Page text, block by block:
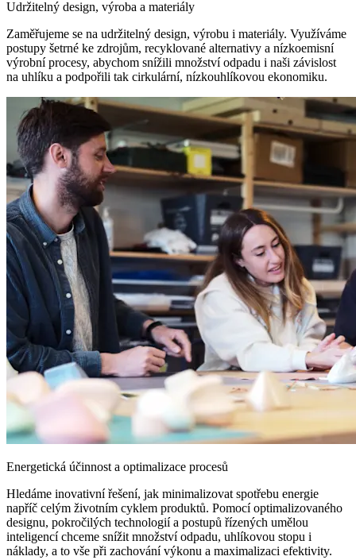
Udržitelný design, výroba a materiály
Zaměřujeme se na udržitelný design, výrobu i materiály. Využíváme
postupy šetrné ke zdrojům, recyklované alternativy a nízkoemisní
výrobní procesy, abychom snížili množství odpadu i naši závislost
na uhlíku a podpořili tak cirkulární, nízkouhlíkovou ekonomiku.
Energetická účinnost a optimalizace procesů
Hledáme inovativní řešení, jak minimalizovat spotřebu energie
napříč celým životním cyklem produktů. Pomocí optimalizovaného
designu, pokročilých technologií a postupů řízených umělou
inteligencí chceme snížit množství odpadu, uhlíkovou stopu i
náklady, a to vše při zachování výkonu a maximalizaci efektivity.